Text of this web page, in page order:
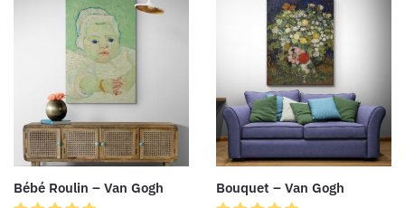
Bébé Roulin – Van Gogh Bouquet – Van Gogh